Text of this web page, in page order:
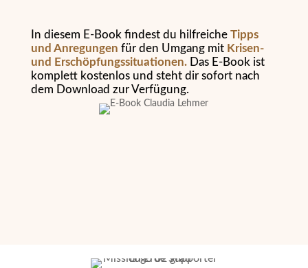
In diesem E-Book findest du hilfreiche Tipps
und Anregungen für den Umgang mit Krisen-
und Erschöpfungssituationen.Das E-Book ist
komplett kostenlos und steht dir sofort nach
dem Download zur Verfügung.